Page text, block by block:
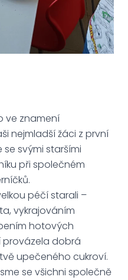
ve znamení
nejmladší žáci z první
svými staršími
při společném
péčí starali –
vykrajováním
hotových
provázela dobrá
upečeného cukroví.
se všichni společně